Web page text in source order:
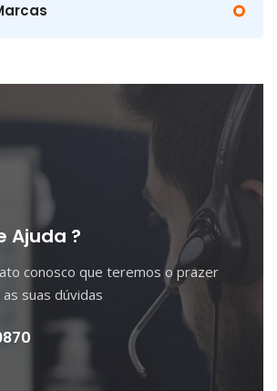
Ajuda ?
conosco que teremos o prazer
suas dúvidas